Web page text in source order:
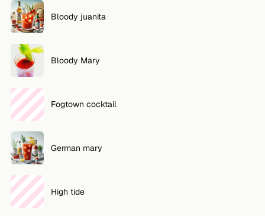
Cocktail glazen
Cocktail boeken
Cocktail bar
Eenheden
Links
Zoeken
VOLG
Twitter
Facebook
Bloody juanita
Bloody Mary
Fogtown cocktail
German mary
High tide